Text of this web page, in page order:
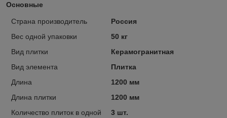
Основные
Страна производитель
Россия
Вес одной упаковки
50 кг
Вид плитки
Керамогранитная
Вид элемента
Плитка
Длина
1200 мм
Длина плитки
1200 мм
Количество плиток в одной
3 шт.